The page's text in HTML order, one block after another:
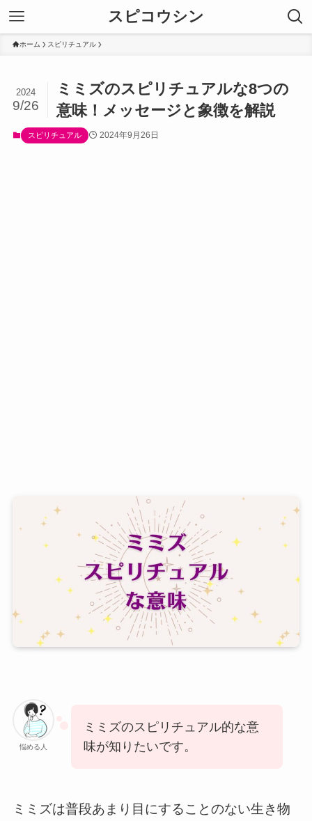
スピコウシン
ホーム スピリチュアル
ミミズのスピリチュアルな8つの
意味！メッセージと象徴を解説
2024
9/26
スピリチュアル 2024年9月26日
悩める人
ミミズのスピリチュアル的な意
味が知りたいです。
ミミズは普段あまり目にすることのない生き物